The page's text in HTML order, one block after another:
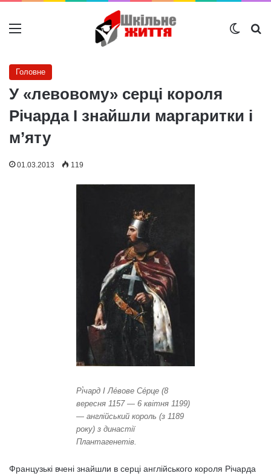
Меню
Головне
У «левовому» серці короля
Річарда I знайшли маргаритки і
м’яту
01.03.2013 119
Рі́чард I Ле́вове Се́рце (8
вересня 1157 — 6 квітня 1199)
— англійський король (з 1189
року) з династії
Плантагенетів.
Французькі вчені знайшли в серці англійського короля Річарда